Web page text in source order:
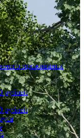
проживания
рублей
рублей